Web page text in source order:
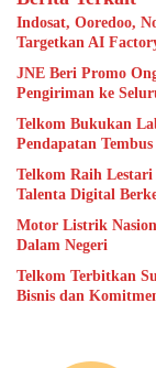
Indosat, Ooredoo,
Targetkan AI
JNE Beri Promo
Pengiriman ke
Telkom Bukukan
Pendapatan
Telkom Raih Lestari
Talenta Digital
Motor Listrik
Dalam Negeri
Telkom Terbitkan
Bisnis dan